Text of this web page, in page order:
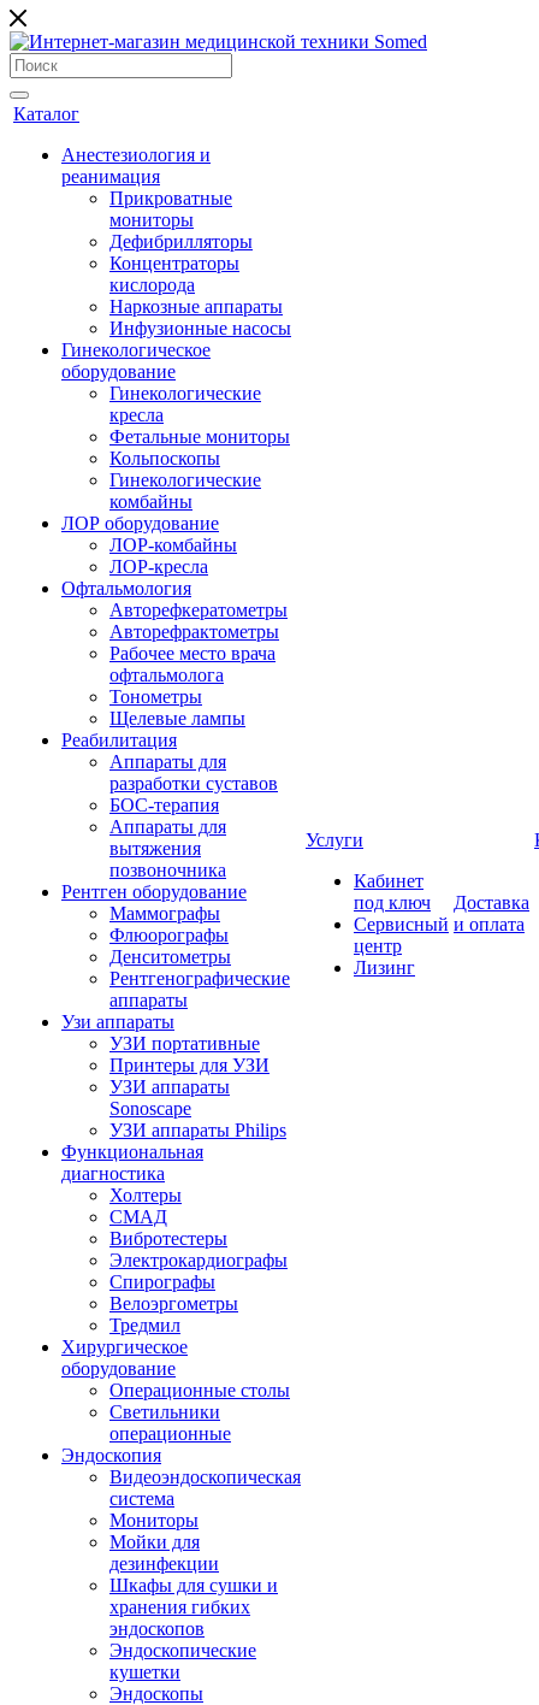
Каталог
Анестезиология и
реанимация
Прикроватные
мониторы
Дефибрилляторы
Концентраторы
кислорода
Наркозные аппараты
Инфузионные насосы
Гинекологическое
оборудование
Гинекологические
кресла
Фетальные мониторы
Кольпоскопы
Гинекологические
комбайны
ЛОР оборудование
ЛОР-комбайны
ЛОР-кресла
Офтальмология
Авторефкератометры
Авторефрактометры
Рабочее место врача
офтальмолога
Тонометры
Щелевые лампы
Реабилитация
Аппараты для
разработки суставов
БОС-терапия
Аппараты для
вытяжения
позвоночника
Рентген оборудование
Маммографы
Флюорографы
Денситометры
Рентгенографические
аппараты
Узи аппараты
УЗИ портативные
Принтеры для УЗИ
УЗИ аппараты
Sonoscape
УЗИ аппараты Philips
Функциональная
диагностика
Холтеры
СМАД
Вибротестеры
Электрокардиографы
Спирографы
Велоэргометры
Тредмил
Хирургическое
оборудование
Операционные столы
Светильники
операционные
Эндоскопия
Видеоэндоскопическая
система
Мониторы
Мойки для
дезинфекции
Шкафы для сушки и
хранения гибких
эндоскопов
Эндоскопические
кушетки
Эндоскопы
Услуги
Кабинет
под ключ
Сервисный
центр
Лизинг
Доставка
и оплата